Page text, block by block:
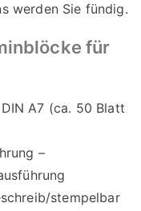
werden Sie fündig.
für
A7 (ca. 50 Blatt
–
stempelbar